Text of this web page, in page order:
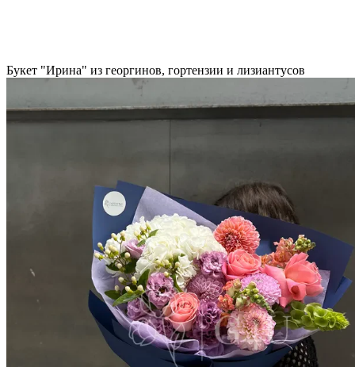
Букет "Ирина" из георгинов, гортензии и лизиантусов